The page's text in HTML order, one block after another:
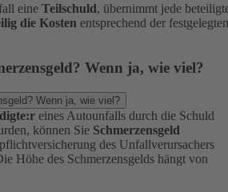
eine Teilschuld, übernimmt jede
die Kosten entsprechend der festgelegten
Wenn ja, wie viel?
Wenn ja, wie viel?
eines Autounfalls durch die Schuld
können Sie Schmerzensgeld
des Unfallverursachers
Höhe des Schmerzensgelds hängt von